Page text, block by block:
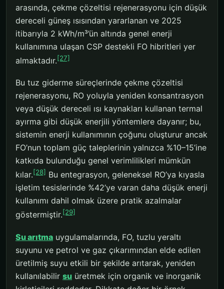
arasında, çekme çözeltisi rejenerasyonu için düşük
dereceli güneş ısısından yararlanan ve 2025
itibarıyla 2 kWh/m³’ün altında genel enerji
kullanımına ulaşan CSP destekli FO hibritleri yer
almaktadır.[27]
Bu tuz giderme süreçlerinde çekme çözeltisi
rejenerasyonu, RO yoluyla yeniden konsantrasyon
veya düşük dereceli ısı kaynakları kullanan termal
ayırma gibi düşük enerjili yöntemlere dayanır; bu,
sistemin enerji kullanımının çoğunu oluşturur ancak
FO’nun toplam güç taleplerinin yalnızca %10–15’ine
katkıda bulunduğu genel verimlilikleri mümkün
kılar.[28] Bu entegrasyon, geleneksel RO’ya kıyasla
işletim tesislerinde %42’ye varan daha düşük enerji
kullanımı dahil olmak üzere pratik azalmalar
göstermiştir.[29]
Su arıtma uygulamalarında, FO, tuzlu yeraltı
suyunu ve petrol ve gaz çıkarımından elde edilen
üretilmiş suyu etkili bir şekilde arıtarak, yeniden
kullanılabilir su üretmek için organik ve inorganik